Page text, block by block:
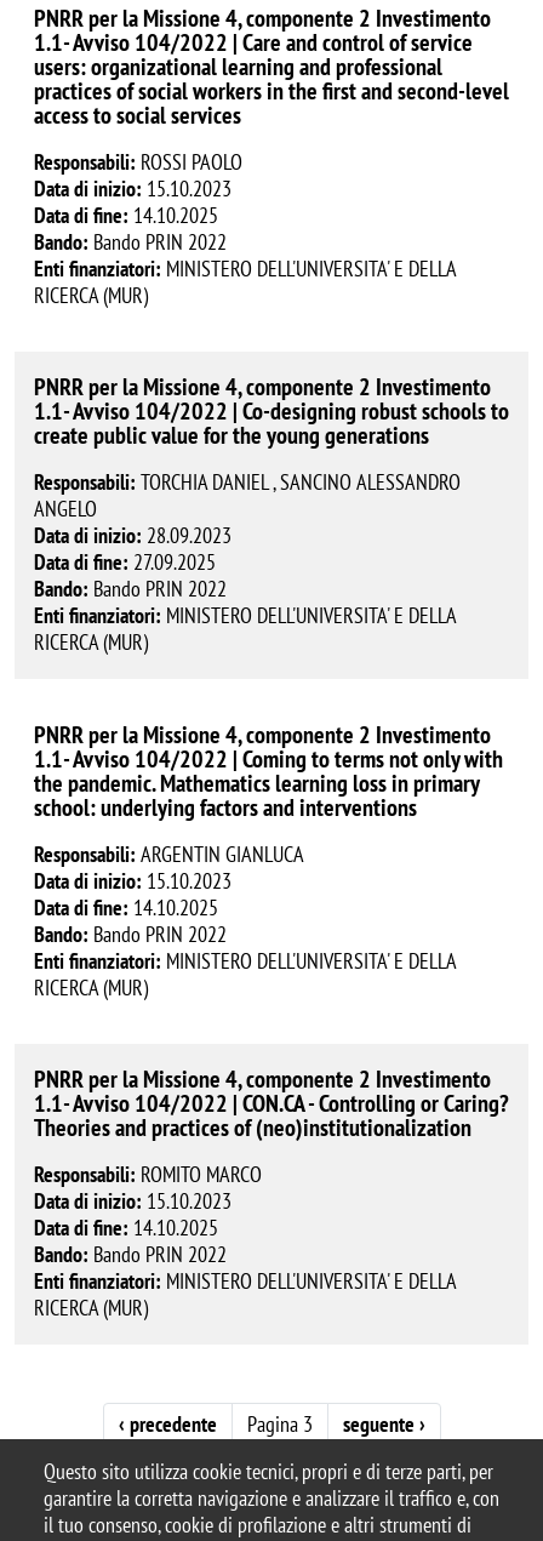
Questo sito utilizza cookie tecnici, propri e di terze parti, per
garantire la corretta navigazione e analizzare il traffico e, con
il tuo consenso, cookie di profilazione e altri strumenti di
PNRR per la Missione 4, componente 2 Investimento
1.1- Avviso 104/2022 | Care and control of service
users: organizational learning and professional
practices of social workers in the first and second-level
access to social services
Responsabili: ROSSI PAOLO
Data di inizio: 15.10.2023
Data di fine: 14.10.2025
Bando: Bando PRIN 2022
Enti finanziatori: MINISTERO DELL'UNIVERSITA' E DELLA
RICERCA (MUR)
PNRR per la Missione 4, componente 2 Investimento
1.1- Avviso 104/2022 | Co-designing robust schools to
create public value for the young generations
Responsabili: TORCHIA DANIEL , SANCINO ALESSANDRO
ANGELO
Data di inizio: 28.09.2023
Data di fine: 27.09.2025
Bando: Bando PRIN 2022
Enti finanziatori: MINISTERO DELL'UNIVERSITA' E DELLA
RICERCA (MUR)
PNRR per la Missione 4, componente 2 Investimento
1.1- Avviso 104/2022 | Coming to terms not only with
the pandemic. Mathematics learning loss in primary
school: underlying factors and interventions
Responsabili: ARGENTIN GIANLUCA
Data di inizio: 15.10.2023
Data di fine: 14.10.2025
Bando: Bando PRIN 2022
Enti finanziatori: MINISTERO DELL'UNIVERSITA' E DELLA
RICERCA (MUR)
PNRR per la Missione 4, componente 2 Investimento
1.1- Avviso 104/2022 | CON.CA - Controlling or Caring?
Theories and practices of (neo)institutionalization
Responsabili: ROMITO MARCO
Data di inizio: 15.10.2023
Data di fine: 14.10.2025
Bando: Bando PRIN 2022
Enti finanziatori: MINISTERO DELL'UNIVERSITA' E DELLA
RICERCA (MUR)
PaginazionePagina precedente
‹ precedente Pagina 3 Pagina successiva
seguente ›